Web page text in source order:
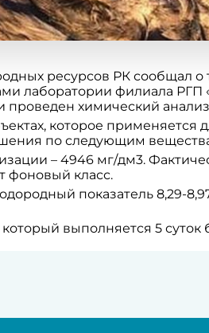
ресурсов РК сообщал
лаборатории филиала РГП
химический
которое применяется
по следующим
– 4946 мг/дм3.
фоновый класс.
показатель 8,29-
выполняется 5